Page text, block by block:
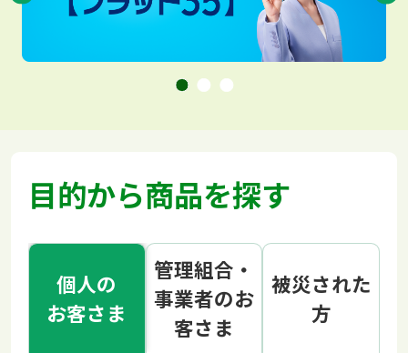
目的から商品を探す
個人の
お客さま
管理組合・
事業者のお
客さま
被災された
方